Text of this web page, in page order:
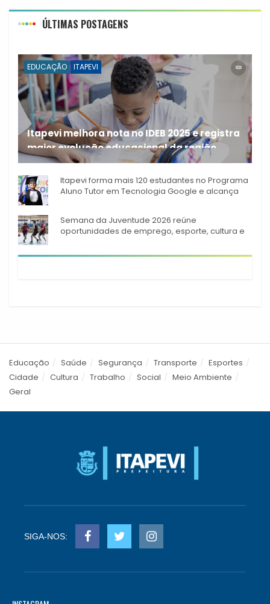
ÚLTIMAS POSTAGENS
EDUCAÇÃO ITAPEVI
Itapevi melhora nota no IDEB 2025 e registra
maior evolução educacional da região
A rede municipal de ensino
Itapevi forma mais 120 estudantes no Programa
Aluno Tutor em Tecnologia Google e alcança
Semana da Juventude 2026 reúne
oportunidades de emprego, esporte, cultura e
Educação Saúde Segurança Transporte
Esportes
Cidade
Cultura Trabalho Social
Meio Ambiente
Geral
SIGA-NOS: